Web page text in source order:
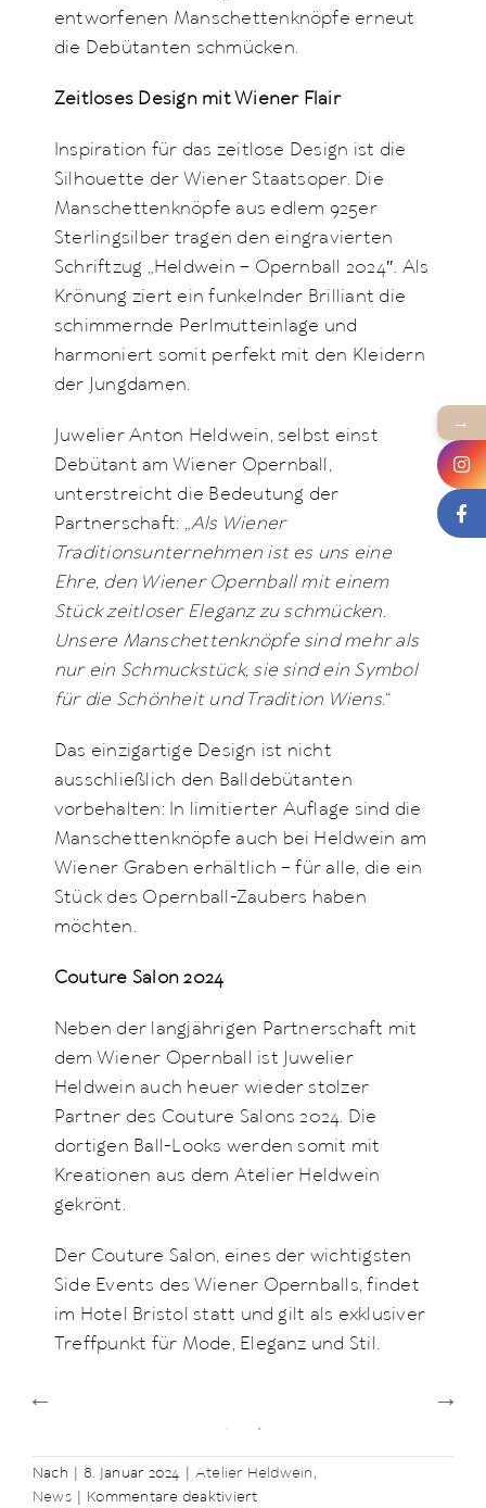
entworfenen Manschettenknöpfe erneut
die Debütanten schmücken.
Zeitloses Design mit Wiener Flair
Inspiration für das zeitlose Design ist die
Silhouette der Wiener Staatsoper. Die
Manschettenknöpfe aus edlem 925er
Sterlingsilber tragen den eingravierten
Schriftzug „Heldwein – Opernball 2024″. Als
Krönung ziert ein funkelnder Brilliant die
schimmernde Perlmutteinlage und
harmoniert somit perfekt mit den Kleidern
der Jungdamen.
Juwelier Anton Heldwein, selbst einst
Debütant am Wiener Opernball,
unterstreicht die Bedeutung der
Partnerschaft: „Als Wiener
Traditionsunternehmen ist es uns eine
Ehre, den Wiener Opernball mit einem
Stück zeitloser Eleganz zu schmücken.
Unsere Manschettenknöpfe sind mehr als
nur ein Schmuckstück, sie sind ein Symbol
für die Schönheit und Tradition Wiens.“
Das einzigartige Design ist nicht
ausschließlich den Balldebütanten
vorbehalten: In limitierter Auflage sind die
Manschettenknöpfe auch bei Heldwein am
Wiener Graben erhältlich – für alle, die ein
Stück des Opernball-Zaubers haben
möchten.
Couture Salon 2024
Neben der langjährigen Partnerschaft mit
dem Wiener Opernball ist Juwelier
Heldwein auch heuer wieder stolzer
Partner des Couture Salons 2024. Die
dortigen Ball-Looks werden somit mit
Kreationen aus dem Atelier Heldwein
gekrönt.
Der Couture Salon, eines der wichtigsten
Side Events des Wiener Opernballs, findet
im Hotel Bristol statt und gilt als exklusiver
Treffpunkt für Mode, Eleganz und Stil.
Nach 8. Januar 2024 Atelier Heldwein,
News
Kommentare deaktiviertfür
→